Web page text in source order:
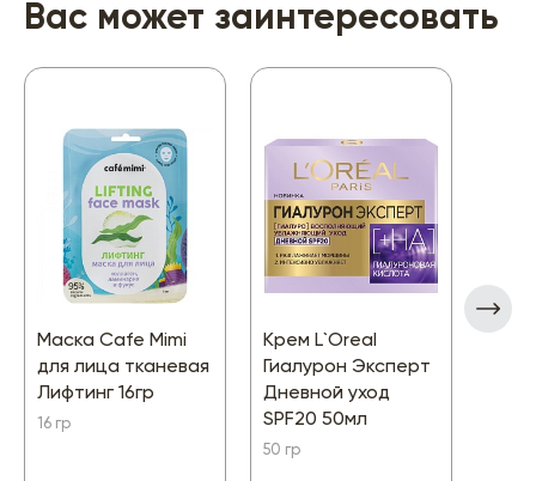
Вас может заинтересовать
Маска Cafe Mimi
для лица тканевая
Лифтинг 16гр
16 гр
Крем L`Oreal
Гиалурон Эксперт
Дневной уход
SPF20 50мл
50 гр